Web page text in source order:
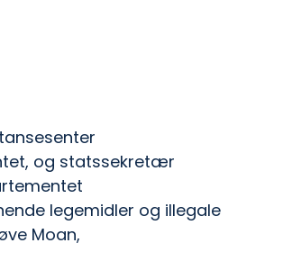
og statssekretær
legemidler og illegale
Moan,